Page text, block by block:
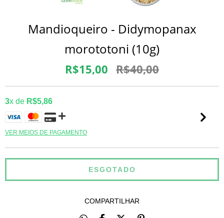
Mandioqueiro - Didymopanax
morototoni (10g)
R$15,00 R$40,00
3x de R$5,86
VER MEIOS DE PAGAMENTO
COMPARTILHAR